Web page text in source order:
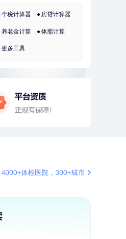
钟前 潘* 151xxxx4069
钟前 谭**
了中粮可益康红豆薏米粉500g
前 王** 137xxxx1135
预约了企业招工体检套餐
预约了男性婚前体检基础套餐
个税计算器 房贷计算器
养老金计算 体脂计算
更多工具
体检医院，300+城市